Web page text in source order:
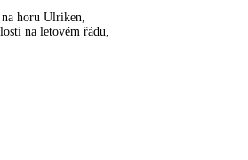
horu Ulriken,
na letovém řádu,